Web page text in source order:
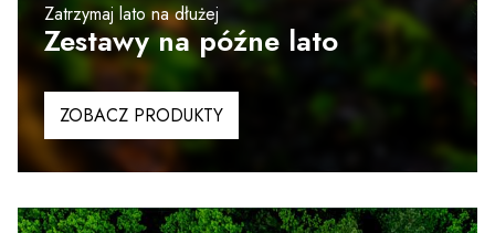
Zatrzymaj lato na dłużej
Zestawy na późne lato
ZOBACZ PRODUKTY